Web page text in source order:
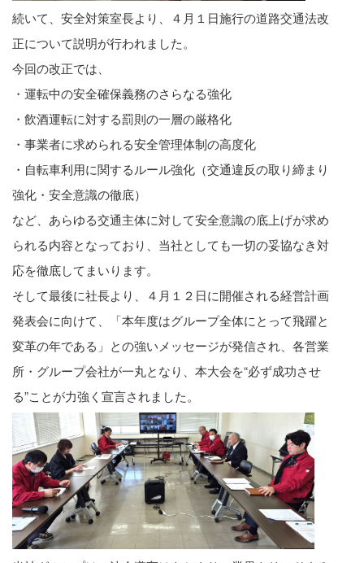
続いて、安全対策室長より、４月１日施行の道路交通法改
正について説明が行われました。
今回の改正では、
・運転中の安全確保義務のさらなる強化
・飲酒運転に対する罰則の一層の厳格化
・事業者に求められる安全管理体制の高度化
・自転車利用に関するルール強化（交通違反の取り締まり
強化・安全意識の徹底）
など、あらゆる交通主体に対して安全意識の底上げが求め
られる内容となっており、当社としても一切の妥協なき対
応を徹底してまいります。
そして最後に社長より、４月１２日に開催される経営計画
発表会に向けて、「本年度はグループ全体にとって飛躍と
変革の年である」との強いメッセージが発信され、各営業
所・グループ会社が一丸となり、本大会を“必ず成功させ
る”ことが力強く宣言されました。